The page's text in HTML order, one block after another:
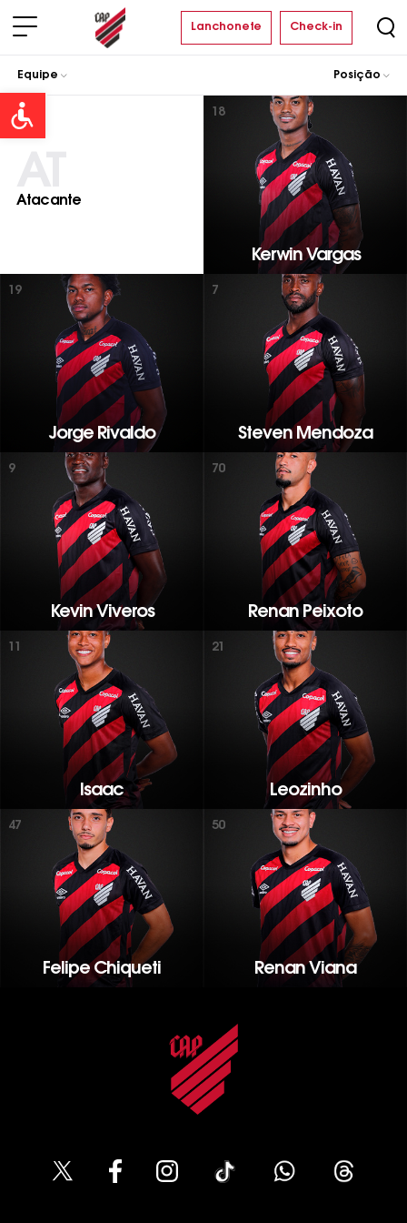
Open toolbar
Lanchonete Check-in
Equipe Posição
Atacante
18
Kerwin Vargas
19
Jorge Rivaldo
7
Steven Mendoza
9
Kevin Viveros
70
Renan Peixoto
11
Isaac
21
Leozinho
47
Felipe Chiqueti
50
Renan Viana